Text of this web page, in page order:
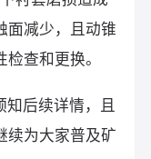
面减少，且动锥
查和更换。
知后续详情，且
续为大家普及矿